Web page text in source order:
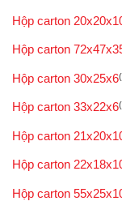
Hộp carton
Hộp carton
Hộp carton 30x25x6
Hộp carton 33x22x6
Hộp carton
Hộp carton
Hộp carton